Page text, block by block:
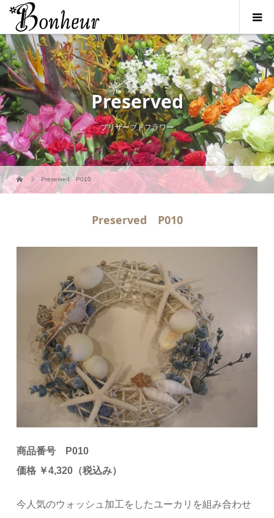
Preserved
プリザーブドフラワー
Preserved P010
Preserved P010
商品番号 P010
価格 ￥4,320（税込み）
今人気のウォッシュ加工をしたユーカリを組み合わせ